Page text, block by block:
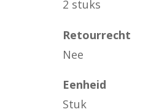
2 stuks
Retourrecht
Nee
Eenheid
Stuk